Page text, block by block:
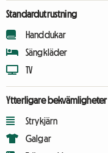
Standardutrustning
Handdukar
Sängkläder
TV
Ytterligare bekvämligheter
Strykjärn
Galgar